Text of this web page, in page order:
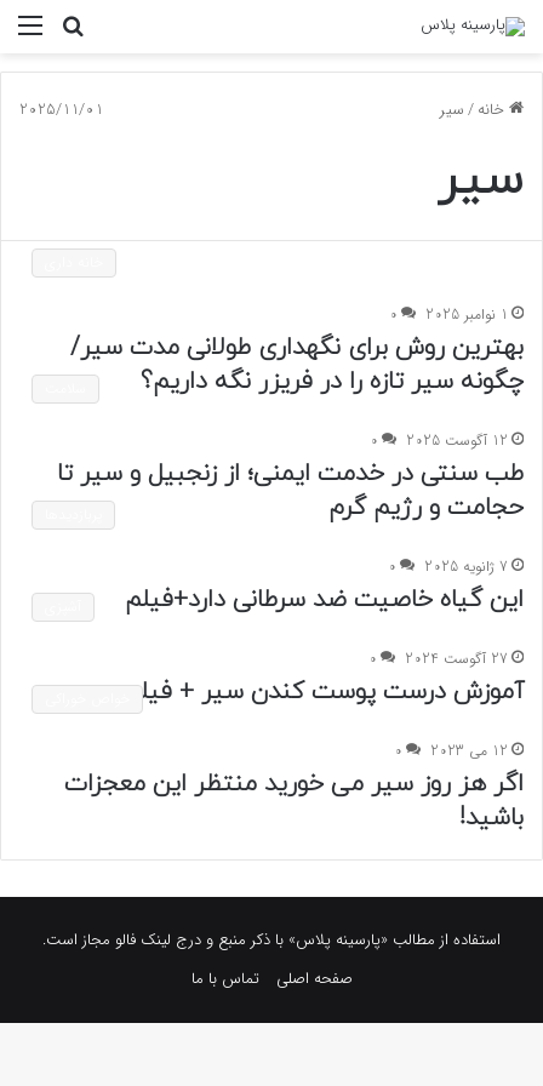
جستجو
خانه/سیر 2025/11/01
سیر
1 نوامبر 2025 0
بهترین روش برای نگهداری طولانی مدت سیر/
چگونه سیر تازه را در فریزر نگه داریم؟
12 آگوست 2025 0
طب سنتی در خدمت ایمنی؛ از زنجبیل و سیر تا
حجامت و رژیم گرم
7 ژانویه 2025 0
این گیاه خاصیت ضد سرطانی دارد+فیلم
27 آگوست 2024 0
آموزش درست پوست کندن سیر + فیلم
12 می 2023 0
اگر هز روز سیر می خورید منتظر این معجزات
باشید!
استفاده از مطالب «پارسینه پلاس» با ذکر منبع و درج لینک فالو مجاز است.
صفحه اصلی
تماس با ما